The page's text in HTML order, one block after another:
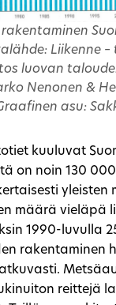
Liikenne –
luovan
Nenonen &
asu:
kuuluvat
on noin 130
yleisten
määrä vieläpä
1990-luvulla
rakentaminen
reittejä